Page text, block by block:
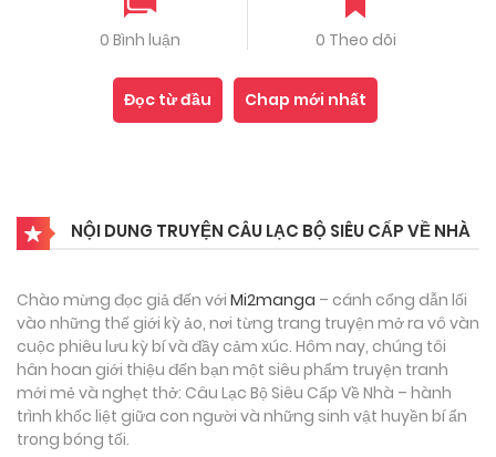
0 Bình luận 0 Theo dõi
Đọc từ đầu Chap mới nhất
NỘI DUNG TRUYỆN CÂU LẠC BỘ SIÊU CẤP VỀ NHÀ
Chào mừng đọc giả đến với Mi2manga – cánh cổng dẫn lối
vào những thế giới kỳ ảo, nơi từng trang truyện mở ra vô vàn
cuộc phiêu lưu kỳ bí và đầy cảm xúc. Hôm nay, chúng tôi
hân hoan giới thiệu đến bạn một siêu phẩm truyện tranh
mới mẻ và nghẹt thở: Câu Lạc Bộ Siêu Cấp Về Nhà – hành
trình khốc liệt giữa con người và những sinh vật huyền bí ẩn
trong bóng tối.